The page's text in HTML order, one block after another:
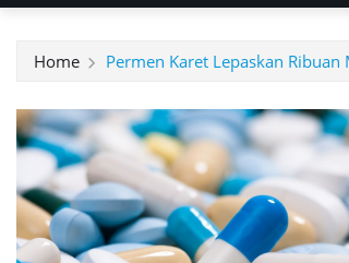
Home Permen Karet Lepaskan